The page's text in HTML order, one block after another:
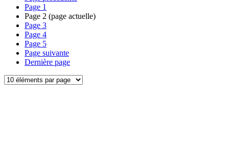
Page 1
Page 2 (page actuelle)
Page 3
Page 4
Page 5
Page suivante
Dernière page